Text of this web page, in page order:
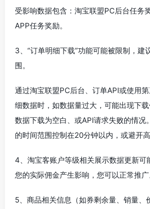
受影响数据包含：淘宝联盟PC后台任务
APP任务奖励。
3、“订单明细下载”功能可能被限制，建
围。
通过淘宝联盟PC后台、订单API或使用
细数据时，如数据量过大，可能出现下载
数据下载为空白、或API请求失败的情况
的时间范围控制在20分钟以内，或避开高
4、淘宝客账户等级相关展示数据更新可
您的实际佣金产生影响，您可以正常推广
5、商品相关信息（如券剩余量、销量、